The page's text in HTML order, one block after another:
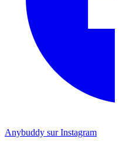
Anybuddy sur Instagram